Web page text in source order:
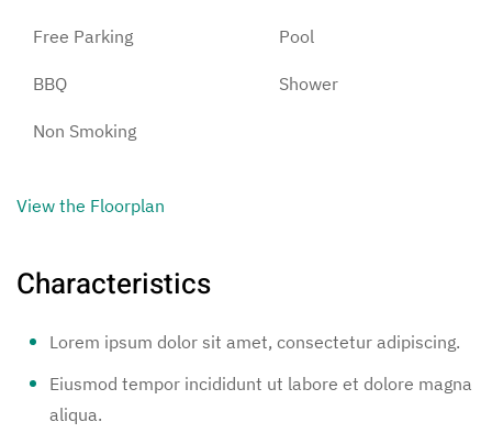
Free Parking Pool
BBQ Shower
Non Smoking
View the Floorplan
Characteristics
Lorem ipsum dolor sit amet, consectetur adipiscing.
Eiusmod tempor incididunt ut labore et dolore magna
aliqua.